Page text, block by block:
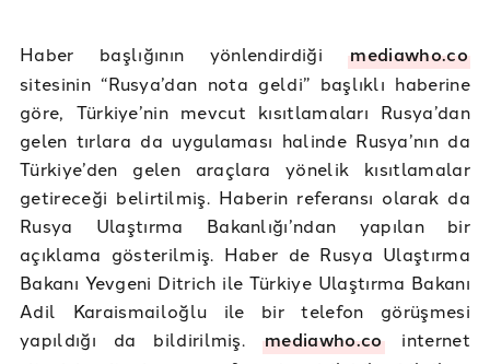
Haber başlığının yönlendirdiğimediawho.co
sitesinin “Rusya’dan nota geldi” başlıklı haberine
göre, Türkiye’nin mevcut kısıtlamaları Rusya’dan
gelen tırlara da uygulaması halinde Rusya’nın da
Türkiye’den gelen araçlara yönelik kısıtlamalar
getireceği belirtilmiş. Haberin referansı olarak da
Rusya Ulaştırma Bakanlığı’ndan yapılan bir
açıklama gösterilmiş. Haber de Rusya Ulaştırma
Bakanı Yevgeni Ditrich ile Türkiye Ulaştırma Bakanı
Adil Karaismailoğlu ile bir telefon görüşmesi
yapıldığı da bildirilmiş.mediawho.cointernet